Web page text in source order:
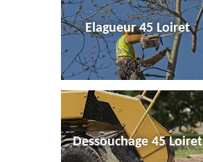
Elagueur 45 Loiret
Dessouchage 45 Loiret